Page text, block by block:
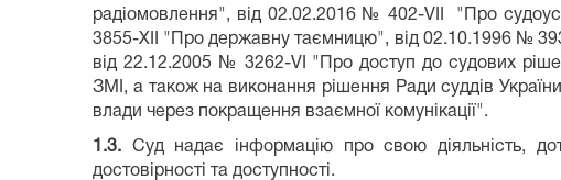
радіомовлення", від 02.02.2016 № 402-VIІ "Про
3855-XII "Про державну таємницю", від 02.10.1996 №
від 22.12.2005 № 3262-VI "Про доступ до судових
ЗМІ, а також на виконання рішення Ради суддів
влади через покращення взаємної комунікації".
1.3. Суд надає інформацію про свою діяльність,
достовірності та доступності.